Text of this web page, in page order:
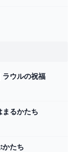
ウルの祝福
るかたち
かたち